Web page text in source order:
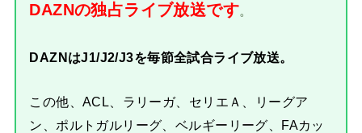
DAZNの独占ライブ放送です。
DAZNはJ1/J2/J3を毎節全試合ライブ放送。
この他、ACL、ラリーガ、セリエＡ、リーグア
ン、ポルトガルリーグ、ベルギーリーグ、FAカッ